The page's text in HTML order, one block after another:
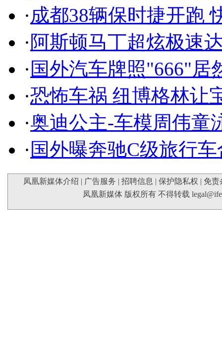
·成都38辆保时捷开跑
·阿斯顿马丁超炫极速
· 国外汽车牌照"666"居
·恐怖车祸 纽博格林让
·奥迪公主-车模周伟童
· 国外曝奔驰C级旅行
凤凰新媒体介绍 | 广告服务 | 招聘信息 | 保护隐私权 | 免责
凤凰新媒体 版权所有 不得转载